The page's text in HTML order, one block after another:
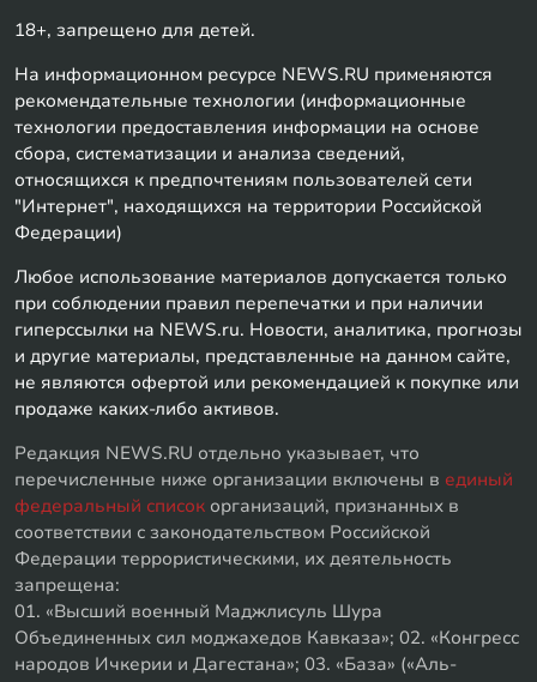
18+, запрещено для детей.
На информационном ресурсе NEWS.RU применяются
рекомендательные технологии (информационные
технологии предоставления информации на основе
сбора, систематизации и анализа сведений,
относящихся к предпочтениям пользователей сети
"Интернет", находящихся на территории Российской
Федерации)
Любое использование материалов допускается только
при соблюдении правил перепечатки и при наличии
гиперссылки на NEWS.ru. Новости, аналитика, прогнозы
и другие материалы, представленные на данном сайте,
не являются офертой или рекомендацией к покупке или
продаже каких-либо активов.
Редакция NEWS.RU отдельно указывает, что
перечисленные ниже организации включены в единый
федеральный список организаций, признанных в
соответствии с законодательством Российской
Федерации террористическими, их деятельность
запрещена:
01. «Высший военный Маджлисуль Шура
Объединенных сил моджахедов Кавказа»; 02. «Конгресс
народов Ичкерии и Дагестана»; 03. «База» («Аль-